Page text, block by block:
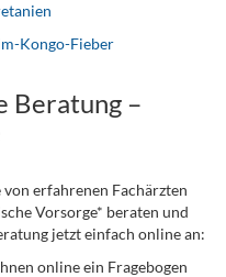
Kongo-Fieber
Beratung –
von erfahrenen Fachärzten
Vorsorge* beraten und
jetzt einfach online an:
online ein Fragebogen